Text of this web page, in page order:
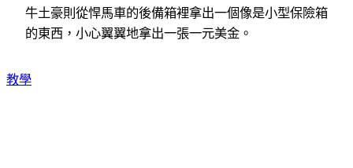
牛土豪則從悍馬車的後備箱裡拿出一個像是小型保險箱
的東西，小心翼翼地拿出一張一元美金。
教學